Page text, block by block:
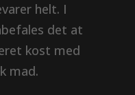
helt. I
det at
kost med
mad.